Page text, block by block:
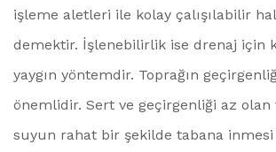
işleme aletleri ile kolay çalışılabilir
demektir. İşlenebilirlik ise drenaj için
yaygın yöntemdir. Toprağın
önemlidir. Sert ve geçirgenliği az
suyun rahat bir şekilde tabana inmesi